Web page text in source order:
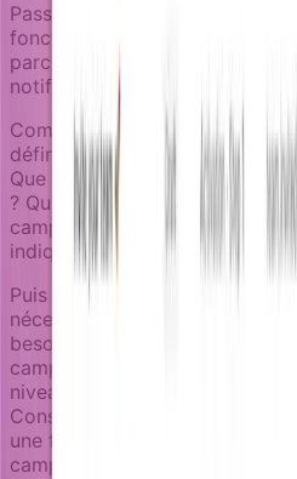
Passer de la théorie AARRR
fonctionnelles nécessite que
parcours utilisateur spécifique
notification et aux besoins de
Commencez par identifier les
définissent chaque étape
Que signifie réellement
? Quand quelqu'un devient-il
campagnes de revenus ?
indiquent la préparation au
Puis déterminez quel
nécessite. Les campagnes
besoin du rôle utilisateur et
campagnes de revenus
niveaux d'usage actuels et des
Construisez des enrichisseurs
une fois, puis réutilisez-les à
campagnes.